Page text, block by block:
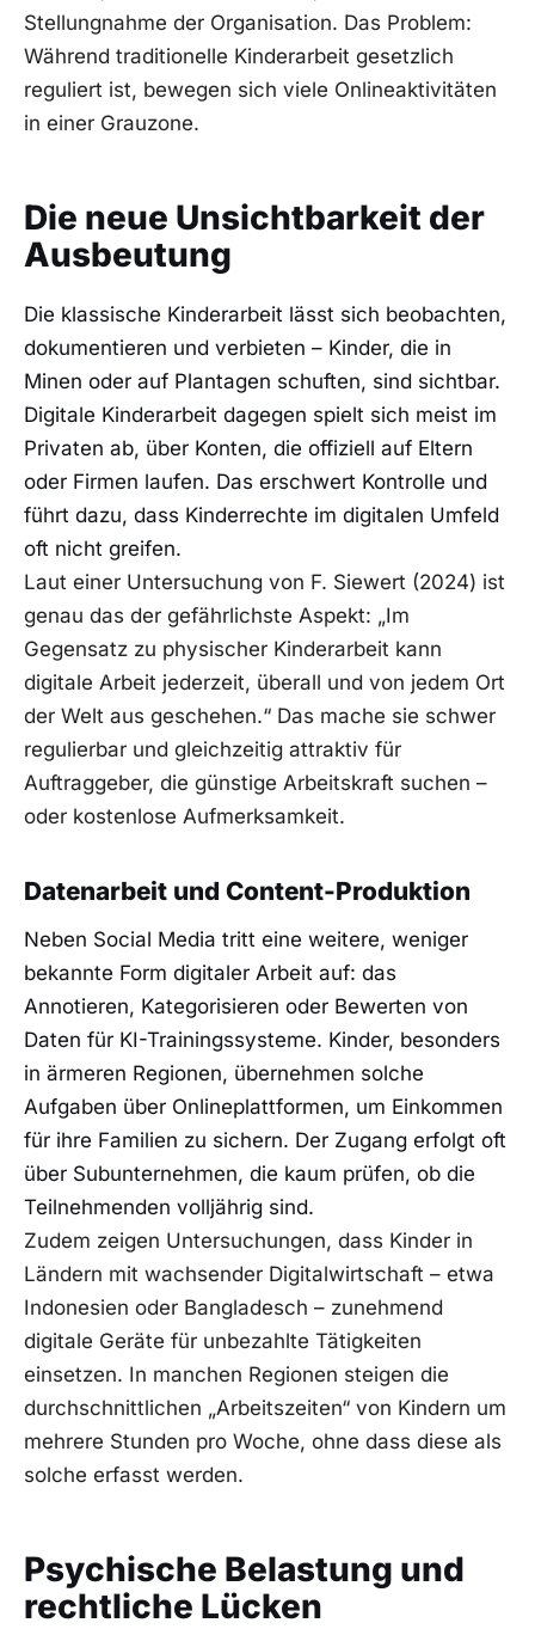
Stellungnahme der Organisation. Das Problem:
Während traditionelle Kinderarbeit gesetzlich
reguliert ist, bewegen sich viele Onlineaktivitäten
in einer Grauzone.
Die neue Unsichtbarkeit der
Ausbeutung
Die klassische Kinderarbeit lässt sich beobachten,
dokumentieren und verbieten – Kinder, die in
Minen oder auf Plantagen schuften, sind sichtbar.
Digitale Kinderarbeit dagegen spielt sich meist im
Privaten ab, über Konten, die offiziell auf Eltern
oder Firmen laufen. Das erschwert Kontrolle und
führt dazu, dass Kinderrechte im digitalen Umfeld
oft nicht greifen.
Laut einer Untersuchung von F. Siewert (2024) ist
genau das der gefährlichste Aspekt: „Im
Gegensatz zu physischer Kinderarbeit kann
digitale Arbeit jederzeit, überall und von jedem Ort
der Welt aus geschehen.“ Das mache sie schwer
regulierbar und gleichzeitig attraktiv für
Auftraggeber, die günstige Arbeitskraft suchen –
oder kostenlose Aufmerksamkeit.
Datenarbeit und Content-Produktion
Neben Social Media tritt eine weitere, weniger
bekannte Form digitaler Arbeit auf: das
Annotieren, Kategorisieren oder Bewerten von
Daten für KI-Trainingssysteme. Kinder, besonders
in ärmeren Regionen, übernehmen solche
Aufgaben über Onlineplattformen, um Einkommen
für ihre Familien zu sichern. Der Zugang erfolgt oft
über Subunternehmen, die kaum prüfen, ob die
Teilnehmenden volljährig sind.
Zudem zeigen Untersuchungen, dass Kinder in
Ländern mit wachsender Digitalwirtschaft – etwa
Indonesien oder Bangladesch – zunehmend
digitale Geräte für unbezahlte Tätigkeiten
einsetzen. In manchen Regionen steigen die
durchschnittlichen „Arbeitszeiten“ von Kindern um
mehrere Stunden pro Woche, ohne dass diese als
solche erfasst werden.
Psychische Belastung und
rechtliche Lücken